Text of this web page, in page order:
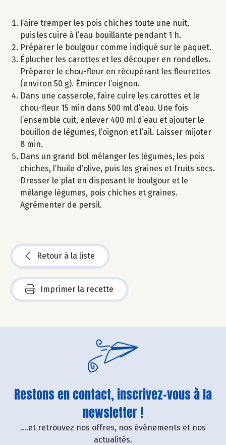
Faire tremper les pois chiches toute une nuit,
puis les cuire à l’eau bouillante pendant 1 h.
Préparer le boulgour comme indiqué sur le paquet.
Éplucher les carottes et les découper en rondelles.
Préparer le chou-fleur en récupérant les fleurettes
(environ 50 g). Émincer l’oignon.
Dans une casserole, faire cuire les carottes et le
chou-fleur 15 min dans 500 ml d’eau. Une fois
l’ensemble cuit, enlever 400 ml d’eau et ajouter le
bouillon de légumes, l’oignon et l’ail. Laisser mijoter
8 min.
Dans un grand bol mélanger les légumes, les pois
chiches, l’huile d’olive, puis les graines et fruits secs.
Dresser le plat en disposant le boulgour et le
mélange légumes, pois chiches et graines.
Agrémenter de persil.
Retour à la liste
Imprimer la recette
Restons en contact, inscrivez-vous à la
newsletter !
....et retrouvez nos offres, nos événements et nos
actualités.